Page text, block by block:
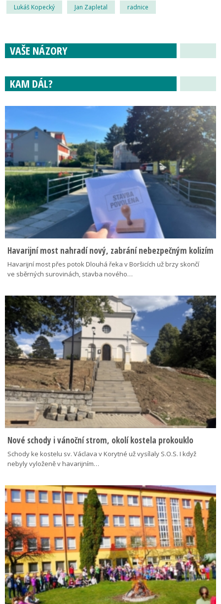
Lukáš Kopecký Jan Zapletal radnice
VAŠE NÁZORY
KAM DÁL?
Havarijní most nahradí nový, zabrání nebezpečným kolizím
Havarijní most přes potok Dlouhá řeka v Boršicích už brzy skončí
ve sběrných surovinách, stavba nového…
Nové schody i vánoční strom, okolí kostela prokouklo
Schody ke kostelu sv. Václava v Korytné už vysílaly S.O.S. I když
nebyly vyloženě v havarijním…